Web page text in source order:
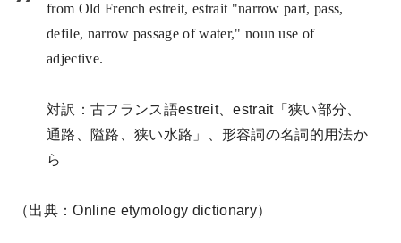
from Old French estreit, estrait "narrow part, pass,
defile, narrow passage of water," noun use of
adjective.
対訳：古フランス語estreit、estrait「狭い部分、
通路、隘路、狭い水路」、形容詞の名詞的用法か
ら
（出典：Online etymology dictionary）